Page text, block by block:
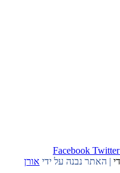
Facebook Twitter
| האתר נבנה על ידי אורן